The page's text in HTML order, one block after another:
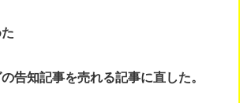
告知記事を売れる記事に直した。